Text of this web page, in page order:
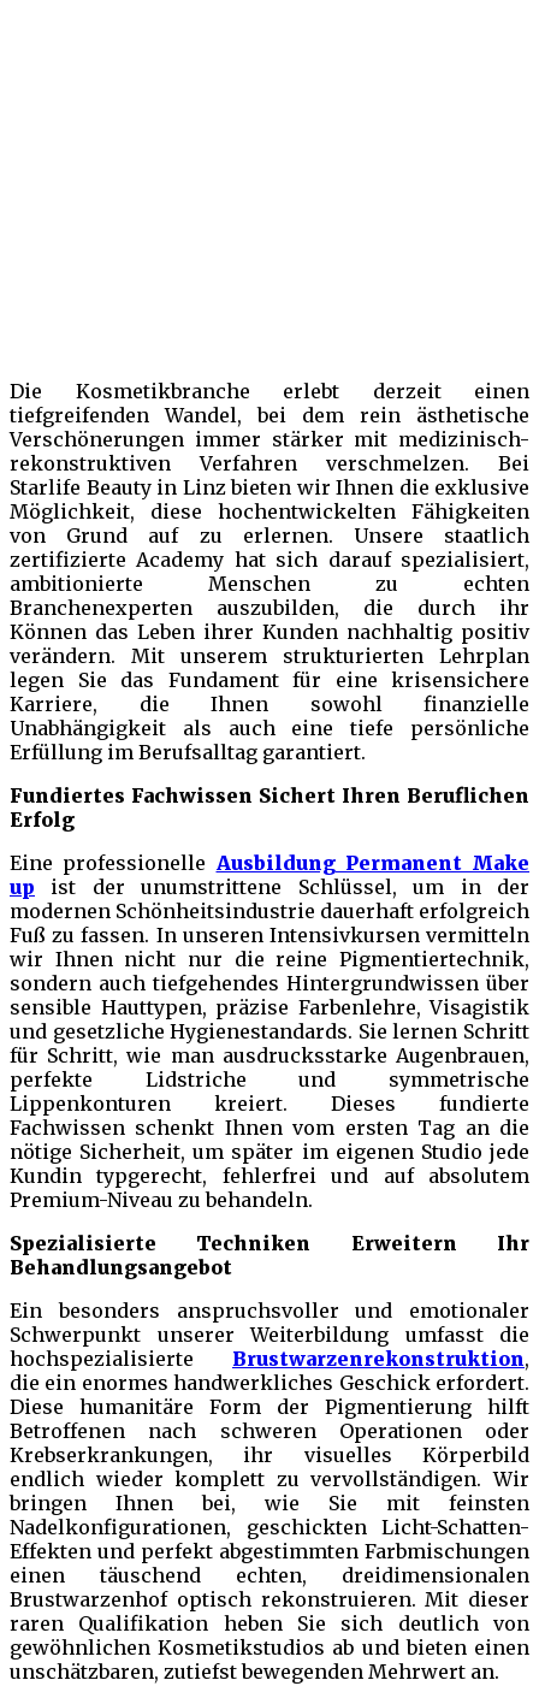
Die Kosmetikbranche erlebt derzeit einen
tiefgreifenden Wandel, bei dem rein ästhetische
Verschönerungen immer stärker mit medizinisch-
rekonstruktiven Verfahren verschmelzen. Bei
Starlife Beauty in Linz bieten wir Ihnen die exklusive
Möglichkeit, diese hochentwickelten Fähigkeiten
von Grund auf zu erlernen. Unsere staatlich
zertifizierte Academy hat sich darauf spezialisiert,
ambitionierte Menschen zu echten
Branchenexperten auszubilden, die durch ihr
Können das Leben ihrer Kunden nachhaltig positiv
verändern. Mit unserem strukturierten Lehrplan
legen Sie das Fundament für eine krisensichere
Karriere, die Ihnen sowohl finanzielle
Unabhängigkeit als auch eine tiefe persönliche
Erfüllung im Berufsalltag garantiert.
Fundiertes Fachwissen Sichert Ihren Beruflichen
Erfolg
Eine professionelle Ausbildung Permanent Make
up ist der unumstrittene Schlüssel, um in der
modernen Schönheitsindustrie dauerhaft erfolgreich
Fuß zu fassen. In unseren Intensivkursen vermitteln
wir Ihnen nicht nur die reine Pigmentiertechnik,
sondern auch tiefgehendes Hintergrundwissen über
sensible Hauttypen, präzise Farbenlehre, Visagistik
und gesetzliche Hygienestandards. Sie lernen Schritt
für Schritt, wie man ausdrucksstarke Augenbrauen,
perfekte Lidstriche und symmetrische
Lippenkonturen kreiert. Dieses fundierte
Fachwissen schenkt Ihnen vom ersten Tag an die
nötige Sicherheit, um später im eigenen Studio jede
Kundin typgerecht, fehlerfrei und auf absolutem
Premium-Niveau zu behandeln.
Spezialisierte Techniken Erweitern Ihr
Behandlungsangebot
Ein besonders anspruchsvoller und emotionaler
Schwerpunkt unserer Weiterbildung umfasst die
hochspezialisierte Brustwarzenrekonstruktion,
die ein enormes handwerkliches Geschick erfordert.
Diese humanitäre Form der Pigmentierung hilft
Betroffenen nach schweren Operationen oder
Krebserkrankungen, ihr visuelles Körperbild
endlich wieder komplett zu vervollständigen. Wir
bringen Ihnen bei, wie Sie mit feinsten
Nadelkonfigurationen, geschickten Licht-Schatten-
Effekten und perfekt abgestimmten Farbmischungen
einen täuschend echten, dreidimensionalen
Brustwarzenhof optisch rekonstruieren. Mit dieser
raren Qualifikation heben Sie sich deutlich von
gewöhnlichen Kosmetikstudios ab und bieten einen
unschätzbaren, zutiefst bewegenden Mehrwert an.